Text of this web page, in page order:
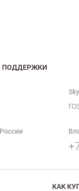
ПОДДЕРЖКИ
КАК